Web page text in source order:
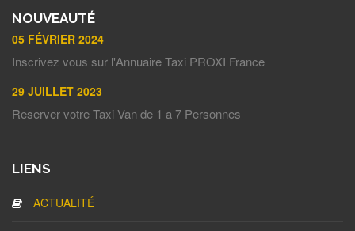
NOUVEAUTÉ
05 FÉVRIER 2024
Inscrivez vous sur l'Annuaire Taxi PROXI France
29 JUILLET 2023
Reserver votre Taxi Van de 1 a 7 Personnes
LIENS
ACTUALITÉ